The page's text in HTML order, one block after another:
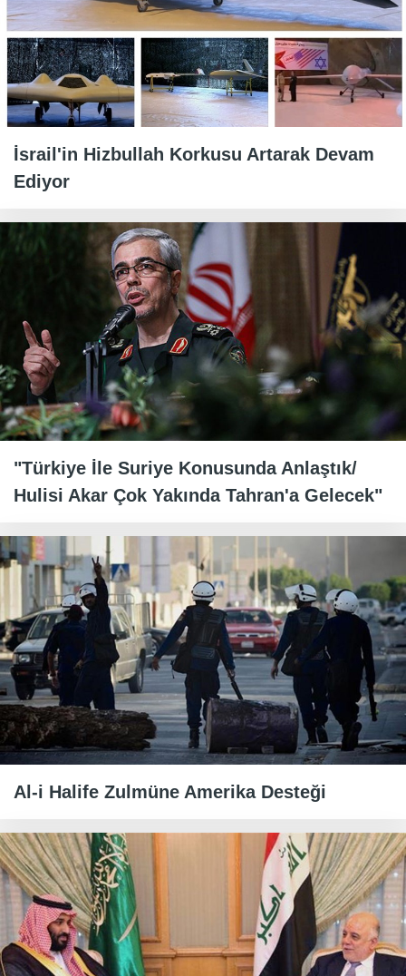
İsrail'in Hizbullah Korkusu Artarak Devam
Ediyor
"Türkiye İle Suriye Konusunda Anlaştık/
Hulisi Akar Çok Yakında Tahran'a Gelecek"
Al-i Halife Zulmüne Amerika Desteği